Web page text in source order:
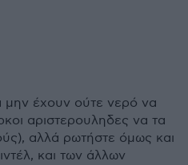
μην έχουν ούτε νερό να
αριστερουληδες να τα
αλλά ρωτήστε όμως και
και των άλλων